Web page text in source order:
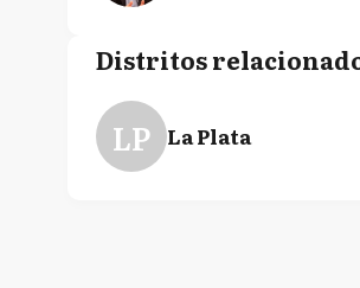
Distritos
LP La Plata